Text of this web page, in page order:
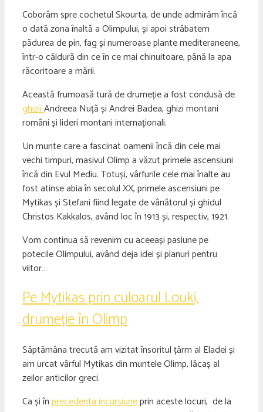
Coborâm spre cochetul Skourta, de unde admirăm încă
o dată zona înaltă a Olimpului, și apoi străbatem
pădurea de pin, fag și numeroase plante mediteraneene,
într-o căldură din ce în ce mai chinuitoare, până la apa
răcoritoare a mării.
Această frumoasă tură de drumeție a fost condusă de
ghiziiAndreea Nuță și Andrei Badea, ghizi montani
români și lideri montani internaționali.
Un munte care a fascinat oamenii încă din cele mai
vechi timpuri, masivul Olimp a văzut primele ascensiuni
încă din Evul Mediu. Totuși, vârfurile cele mai înalte au
fost atinse abia în secolul XX, primele ascensiuni pe
Mytikas și Stefani fiind legate de vânătorul și ghidul
Christos Kakkalos, având loc în 1913 și, respectiv, 1921.
Vom continua să revenim cu aceeași pasiune pe
potecile Olimpului, având deja idei și planuri pentru
viitor…
Pe Mytikas prin culoarul Louki,
drumeție în Olimp
Săptămâna trecută am vizitat însoritul țărm al Eladei și
am urcat vârful Mytikas din muntele Olimp, lăcaș al
zeilor anticilor greci.
Ca și înprecedenta incursiuneprin aceste locuri, de la